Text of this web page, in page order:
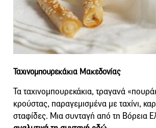
Ταχινομπουρεκάκια Μακεδονίας
Τα ταχινομπουρεκάκια, τραγανά
κρούστας, παραγεμισμένα με ταχίνι,
σταφίδες. Μια συνταγή από τη Βόρεια